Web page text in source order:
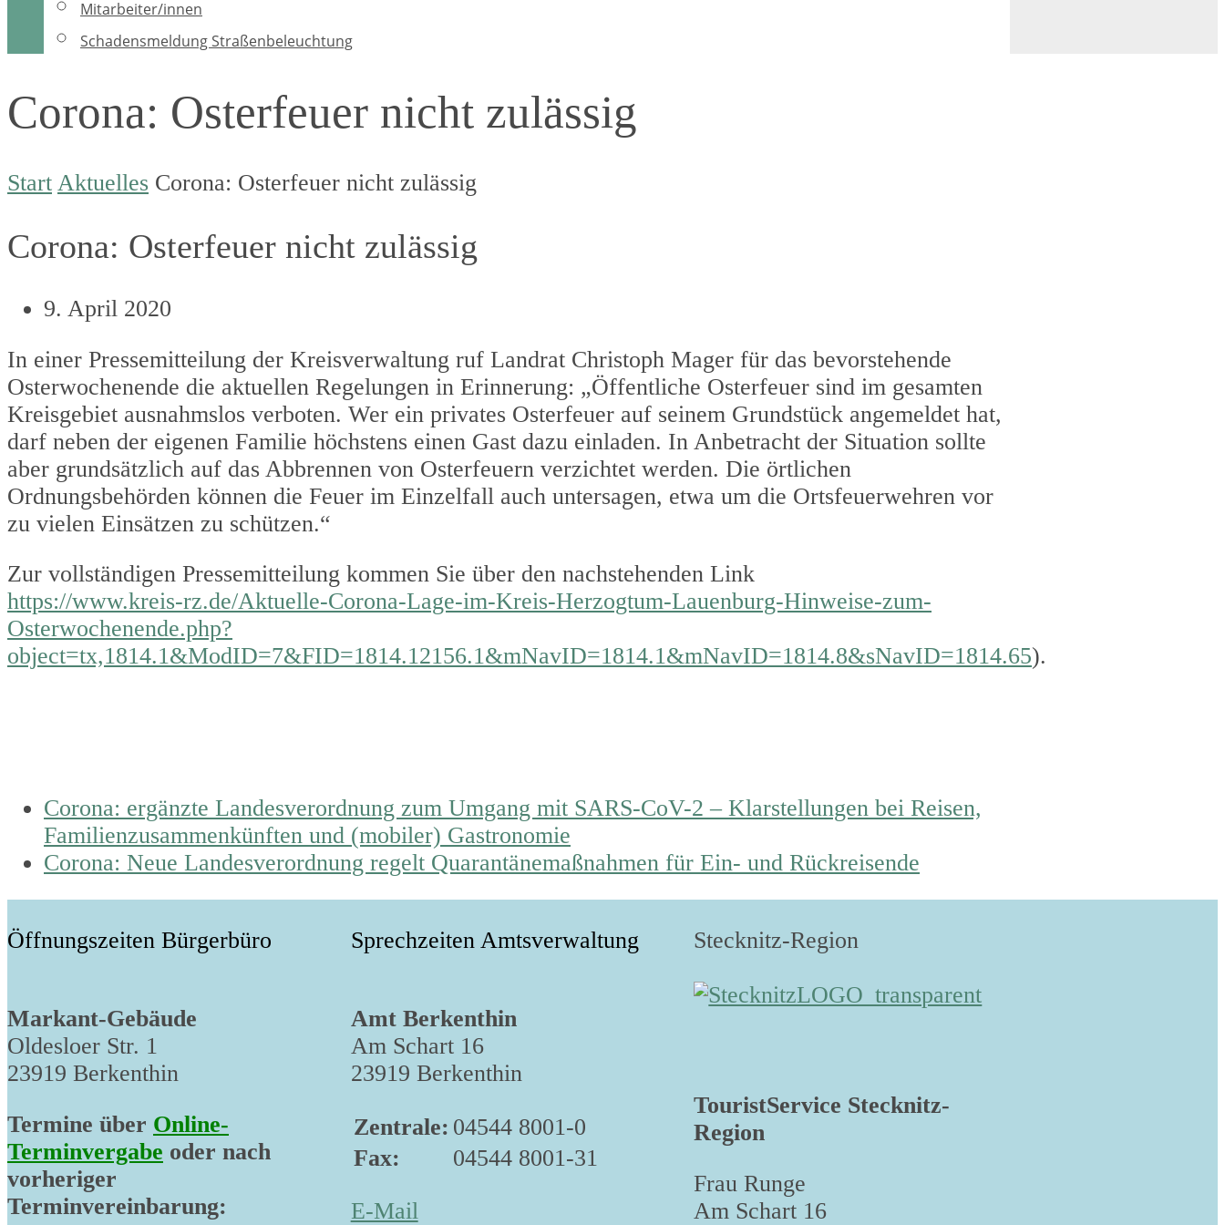
Mitarbeiter/innen
Schadensmeldung Straßenbeleuchtung
Corona: Osterfeuer nicht zulässig
Start Aktuelles Corona: Osterfeuer nicht zulässig
Corona: Osterfeuer nicht zulässig
9. April 2020
In einer Pressemitteilung der Kreisverwaltung ruf Landrat Christoph Mager für das bevorstehende
Osterwochenende die aktuellen Regelungen in Erinnerung: „Öffentliche Osterfeuer sind im gesamten
Kreisgebiet ausnahmslos verboten. Wer ein privates Osterfeuer auf seinem Grundstück angemeldet hat,
darf neben der eigenen Familie höchstens einen Gast dazu einladen. In Anbetracht der Situation sollte
aber grundsätzlich auf das Abbrennen von Osterfeuern verzichtet werden. Die örtlichen
Ordnungsbehörden können die Feuer im Einzelfall auch untersagen, etwa um die Ortsfeuerwehren vor
zu vielen Einsätzen zu schützen.“
Zur vollständigen Pressemitteilung kommen Sie über den nachstehenden Link
https://www.kreis-rz.de/Aktuelle-Corona-Lage-im-Kreis-Herzogtum-Lauenburg-Hinweise-zum-
Osterwochenende.php?
object=tx,1814.1&ModID=7&FID=1814.12156.1&mNavID=1814.1&mNavID=1814.8&sNavID=1814.65).
previous
post:
Corona: ergänzte Landesverordnung zum Umgang mit SARS-CoV-2 – Klarstellungen bei Reisen,
Familienzusammenkünften und (mobiler) Gastronomie
next
Corona: Neue Landesverordnung regelt Quarantänemaßnahmen für Ein- und Rückreisende
Öffnungszeiten Bürgerbüro
Markant-Gebäude
Oldesloer Str. 1
23919 Berkenthin
Termine über Online-
Terminvergabe oder nach
vorheriger
Terminvereinbarung:
Sprechzeiten Amtsverwaltung
Amt Berkenthin
Am Schart 16
23919 Berkenthin
Zentrale: 04544 8001-0
Fax:
04544 8001-31
E-Mail
Stecknitz-Region
TouristService Stecknitz-
Region
Frau Runge
Am Schart 16